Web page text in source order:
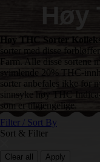
Høy
Høy THC Sorter
sorter med disse
Farm. Alle disse sortene
svimlende 20% THC-
sorter anbefales ikke for
sinnsyke høy THC
som er tilgjengelige.
Filter / Sort By
Sort & Filter
Clear all Apply